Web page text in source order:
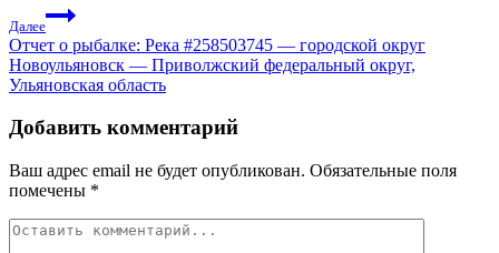
Далее
Отчет о рыбалке: Река #258503745 — городской округ
Новоульяновск — Приволжский федеральный округ,
Ульяновская область
Добавить комментарий
Ваш адрес email не будет опубликован. Обязательные поля
помечены *